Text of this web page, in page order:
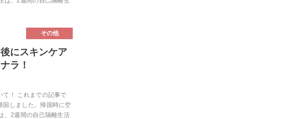
その他
にスキンケア
ラ！
て！ これまでの記事で
国しました。帰国時に空
、2週間の自己隔離生活